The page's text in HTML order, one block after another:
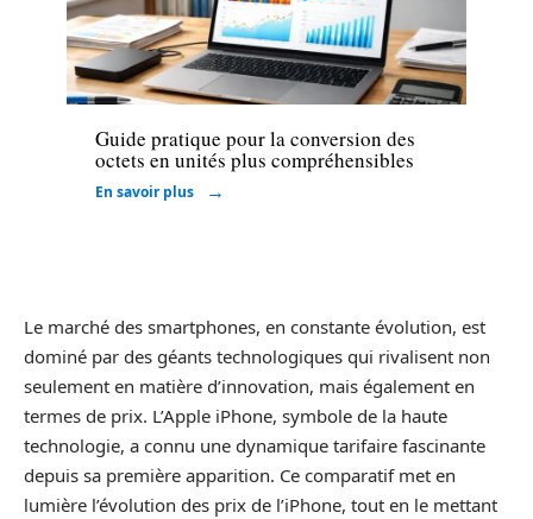
Informatique
Guide pratique pour la conversion des
octets en unités plus compréhensibles
En savoir plus
Le marché des smartphones, en constante évolution, est
dominé par des géants technologiques qui rivalisent non
seulement en matière d’innovation, mais également en
termes de prix. L’Apple iPhone, symbole de la haute
technologie, a connu une dynamique tarifaire fascinante
depuis sa première apparition. Ce comparatif met en
lumière l’évolution des prix de l’iPhone, tout en le mettant